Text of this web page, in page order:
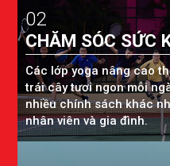
02
CHĂM SÓC SỨC
Các lớp yoga nâng cao
trái cây tươi ngon mỗi
nhiều chính sách khác
nhân viên và gia đình.